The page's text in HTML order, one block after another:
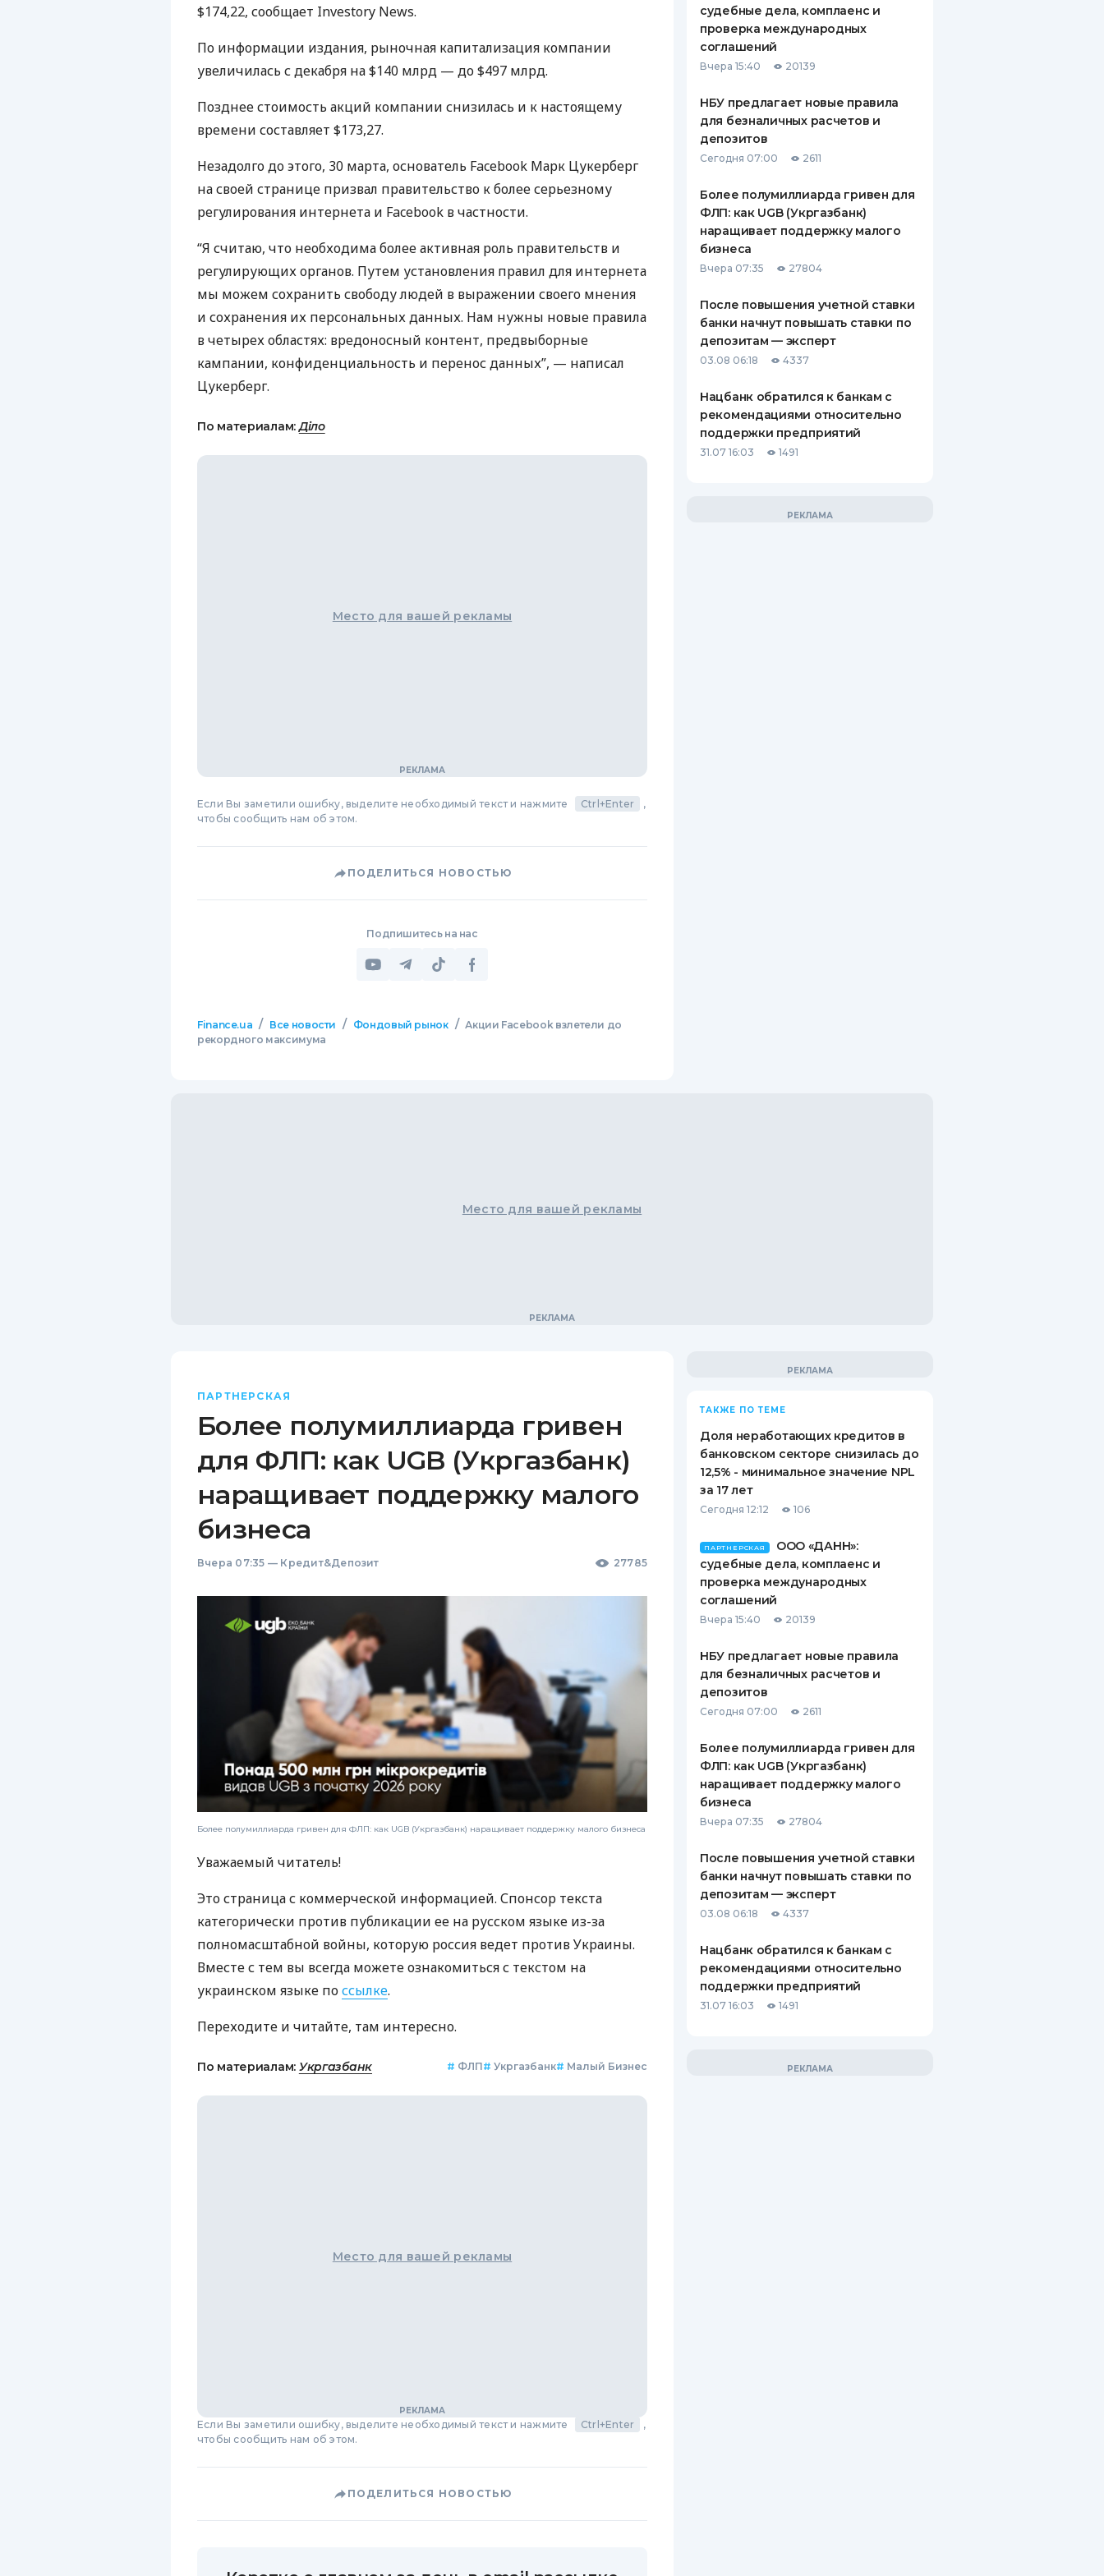
ПУТЕВОДИТЕЛИ ПО
СТРАХОВАНИЮ
ВСЕ СТРАХОВЫЕ ПОЛИСЫ
СТРАХОВЫЕ КОМПАНИИ
ОТЗЫВЫ О СТРАХОВЫХ
КОМПАНИЯХ
ДОСТАВКА И ОПЛАТА
$174,22, сообщает Investory News.
По информации издания, рыночная капитализация компании
увеличилась с декабря на $140 млрд — до $497 млрд.
Позднее стоимость акций компании снизилась и к настоящему
времени составляет $173,27.
Незадолго до этого, 30 марта, основатель Facebook Марк Цукерберг
на своей странице призвал правительство к более серьезному
регулирования интернета и Facebook в частности.
“Я считаю, что необходима более активная роль правительств и
регулирующих органов. Путем установления правил для интернета
мы можем сохранить свободу людей в выражении своего мнения
и сохранения их персональных данных. Нам нужны новые правила
в четырех областях: вредоносный контент, предвыборные
кампании, конфиденциальность и перенос данных”, — написал
Цукерберг.
По материалам:Діло
Место для вашей рекламы
Если Вы заметили ошибку, выделите необходимый текст и нажмите Ctrl+Enter
,
чтобы сообщить нам об этом.
ПОДЕЛИТЬСЯ НОВОСТЬЮ
Подпишитесь на нас
Finance.ua / Все новости / Фондовый рынок / Акции Facebook взлетели до
рекордного максимума
судебные дела, комплаенс и
проверка международных
соглашений
Вчера 15:40 20139
НБУ предлагает новые правила
для безналичных расчетов и
депозитов
Сегодня 07:00 2611
Более полумиллиарда гривен для
ФЛП: как UGB (Укргазбанк)
наращивает поддержку малого
бизнеса
Вчера 07:35 27804
После повышения учетной ставки
банки начнут повышать ставки по
депозитам — эксперт
03.08 06:18 4337
Нацбанк обратился к банкам с
рекомендациями относительно
поддержки предприятий
31.07 16:03 1491
Место для вашей рекламы
ПАРТНЕРСКАЯ
Более полумиллиарда гривен
для ФЛП: как UGB (Укргазбанк)
наращивает поддержку малого
бизнеса
Вчера 07:35 — Кредит&Депозит 27785
Более полумиллиарда гривен для ФЛП: как UGB (Укргазбанк) наращивает поддержку малого бизнеса
Уважаемый читатель!
Это страница с коммерческой информацией. Спонсор текста
категорически против публикации ее на русском языке из-за
полномасштабной войны, которую россия ведет против Украины.
Вместе с тем вы всегда можете ознакомиться с текстом на
украинском языке поссылке.
Переходите и читайте, там интересно.
По материалам: Укргазбанк # ФЛП# Укргазбанк# Малый Бизнес
Место для вашей рекламы
Если Вы заметили ошибку, выделите необходимый текст и нажмите Ctrl+Enter
,
чтобы сообщить нам об этом.
ПОДЕЛИТЬСЯ НОВОСТЬЮ
ТАКЖЕ ПО ТЕМЕ
Доля неработающих кредитов в
банковском секторе снизилась до
12,5% - минимальное значение NPL
за 17 лет
Сегодня 12:12 106
ПАРТНЕРСКАЯ
ООО «ДАНН»:
судебные дела, комплаенс и
проверка международных
соглашений
Вчера 15:40 20139
НБУ предлагает новые правила
для безналичных расчетов и
депозитов
Сегодня 07:00 2611
Более полумиллиарда гривен для
ФЛП: как UGB (Укргазбанк)
наращивает поддержку малого
бизнеса
Вчера 07:35 27804
После повышения учетной ставки
банки начнут повышать ставки по
депозитам — эксперт
03.08 06:18 4337
Нацбанк обратился к банкам с
рекомендациями относительно
поддержки предприятий
31.07 16:03 1491